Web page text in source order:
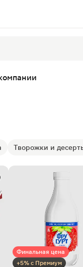
Творожки и
Финальная цена
+5% с Премиум